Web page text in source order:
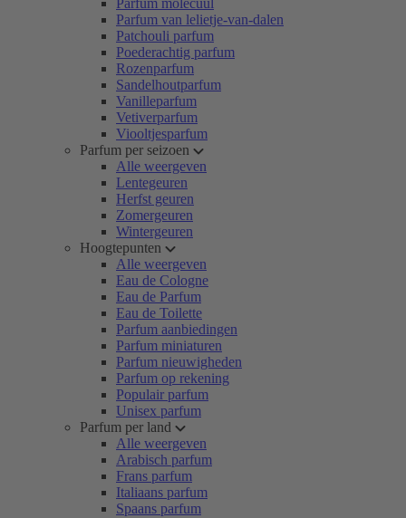
Parfum molecuul
Parfum van lelietje-van-dalen
Patchouli parfum
Poederachtig parfum
Rozenparfum
Sandelhoutparfum
Vanilleparfum
Vetiverparfum
Viooltjesparfum
Parfum per seizoen
Alle weergeven
Lentegeuren
Herfst geuren
Zomergeuren
Wintergeuren
Hoogtepunten
Alle weergeven
Eau de Cologne
Eau de Parfum
Eau de Toilette
Parfum aanbiedingen
Parfum miniaturen
Parfum nieuwigheden
Parfum op rekening
Populair parfum
Unisex parfum
Parfum per land
Alle weergeven
Arabisch parfum
Frans parfum
Italiaans parfum
Spaans parfum